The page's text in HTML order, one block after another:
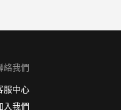
絡我們
服中心
入我們